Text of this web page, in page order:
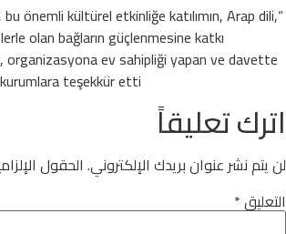
önemli kültürel etkinliğe katılımın, Arap dili,
olan bağların güçlenmesine katkı
organizasyona ev sahipliği yapan ve davette
teşekkür etti.
اترك تعليقاً
لن يتم نشر عنوان بريدك الإلكتروني. الحقول
التعليق*